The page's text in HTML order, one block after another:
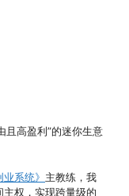
且高盈利”的迷你生意
系统》 主教练，我
权，实现跨量级的